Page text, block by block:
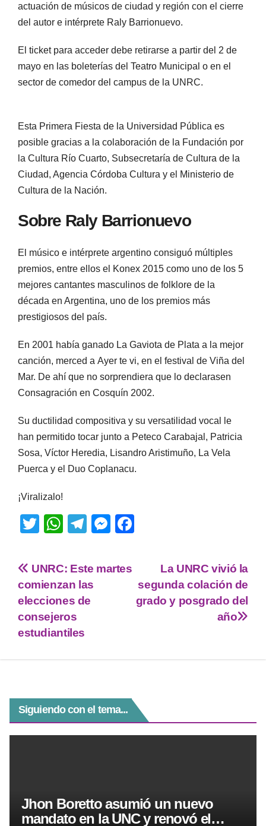
actuación de músicos de ciudad y región con el cierre
del autor e intérprete Raly Barrionuevo.
El ticket para acceder debe retirarse a partir del 2 de
mayo en las boleterías del Teatro Municipal o en el
sector de comedor del campus de la UNRC.
Esta Primera Fiesta de la Universidad Pública es
posible gracias a la colaboración de la Fundación por
la Cultura Río Cuarto, Subsecretaría de Cultura de la
Ciudad, Agencia Córdoba Cultura y el Ministerio de
Cultura de la Nación.
Sobre Raly Barrionuevo
El músico e intérprete argentino consiguó múltiples
premios, entre ellos el Konex 2015 como uno de los 5
mejores cantantes masculinos de folklore de la
década en Argentina, uno de los premios más
prestigiosos del país.
En 2001 había ganado La Gaviota de Plata a la mejor
canción, merced a Ayer te vi, en el festival de Viña del
Mar. De ahí que no sorprendiera que lo declarasen
Consagración en Cosquín 2002.
Su ductilidad compositiva y su versatilidad vocal le
han permitido tocar junto a Peteco Carabajal, Patricia
Sosa, Víctor Heredia, Lisandro Aristimuño, La Vela
Puerca y el Duo Coplanacu.
¡Viralizalo!
T
tt
er
W
at
s
A
p
p
T
e
gr
a
M
ss
e
b
La UNRC vivió la
segunda colación de
grado y posgrado del
año
UNRC: Este martes
comienzan las
elecciones de
consejeros
estudiantiles
Siguiendo con el tema...
Jhon Boretto asumió un nuevo
mandato en la UNC y renovó el